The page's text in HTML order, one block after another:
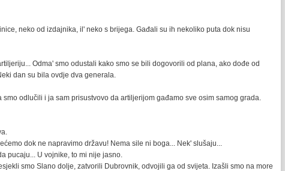
neko od izdajnika, il' neko s brijega. Gađali su ih nekoliko puta dok nisu
Odma' smo odustali kako smo se bili dogovorili od plana, ako dođe od
dan su bila ovdje dva generala.
odlučili i ja sam prisustvovo da artiljerijom gađamo sve osim samog grada.
dok ne napravimo državu! Nema sile ni boga... Nek' slušaju...
pucaju... U vojnike, to mi nije jasno.
smo Slano dolje, zatvorili Dubrovnik, odvojili ga od svijeta. Izašli smo na more